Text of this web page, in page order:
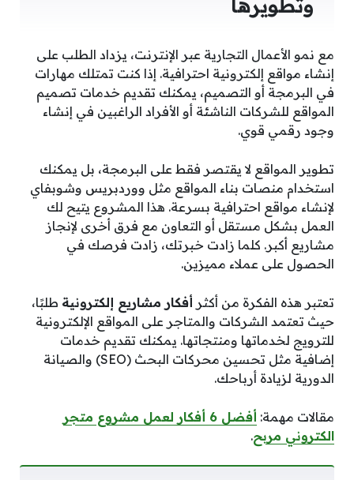
مع نمو الأعمال التجارية عبر الإنترنت، يزداد الطلب على
إنشاء مواقع إلكترونية احترافية. إذا كنت تمتلك مهارات
في البرمجة أو التصميم، يمكنك تقديم خدمات تصميم
المواقع للشركات الناشئة أو الأفراد الراغبين في إنشاء
وجود رقمي قوي.
تطوير المواقع لا يقتصر فقط على البرمجة، بل يمكنك
استخدام منصات بناء المواقع مثل ووردبريس وشوبفاي
لإنشاء مواقع احترافية بسرعة. هذا المشروع يتيح لك
العمل بشكل مستقل أو التعاون مع فرق أخرى لإنجاز
مشاريع أكبر. كلما زادت خبرتك، زادت فرصك في
الحصول على عملاء مميزين.
تعتبر هذه الفكرة من أكثر أفكار مشاريع إلكترونية طلبًا،
حيث تعتمد الشركات والمتاجر على المواقع الإلكترونية
للترويج لخدماتها ومنتجاتها. يمكنك تقديم خدمات
إضافية مثل تحسين محركات البحث (SEO) والصيانة
الدورية لزيادة أرباحك.
مقالات مهمة:
أفضل 6 أفكار لعمل مشروع متجر
الكتروني مربح.